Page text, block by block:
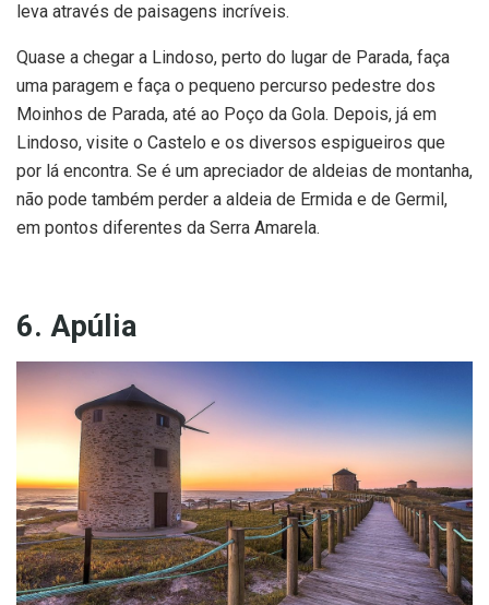
leva através de paisagens incríveis.
Quase a chegar a Lindoso, perto do lugar de Parada, faça
uma paragem e faça o pequeno percurso pedestre dos
Moinhos de Parada, até ao Poço da Gola. Depois, já em
Lindoso, visite o Castelo e os diversos espigueiros que
por lá encontra. Se é um apreciador de aldeias de montanha,
não pode também perder a aldeia de Ermida e de Germil,
em pontos diferentes da Serra Amarela.
6. Apúlia